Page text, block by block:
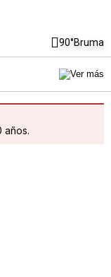
90°Bruma
años.